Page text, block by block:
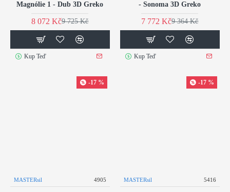
Magnólie 1 - Dub 3D Greko
8 072 Kč9 725 Kč
Kup Teď
- Sonoma 3D Greko
7 772 Kč9 364 Kč
Kup Teď
-17 %
MASTERsil 4905
-17 %
MASTERsil 5416